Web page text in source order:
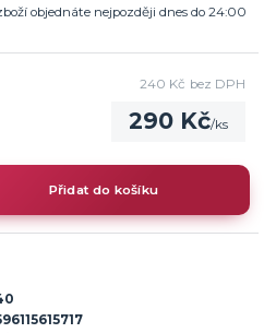
objednáte nejpozději dnes do 24:00
290 Kč/ks
240 Kč bez DPH
Přidat do košíku